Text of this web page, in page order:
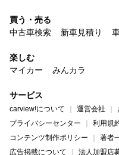
買う・売る
中古車検索
新車見積り
楽しむ
マイカー
みんカラ
サービス
carview!について 運営会社
プライバシーセンター
利用規
コンテンツ制作ポリシー
著者
広告掲載について
法人加盟店